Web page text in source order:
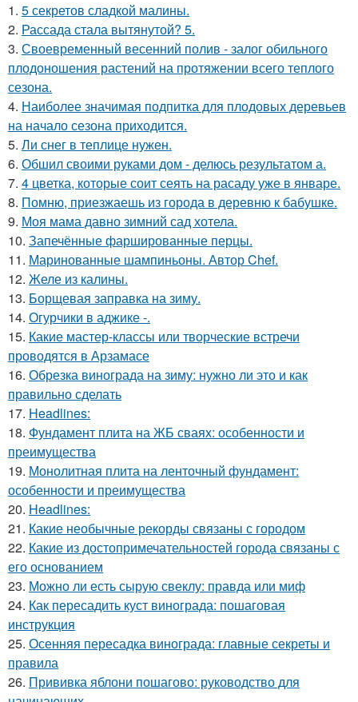
1. 5 секретов сладкой малины.
2. Рассада стала вытянутой? 5.
3. Своевременный весенний полив - залог обильного
плодоношения растений на протяжении всего теплого
сезона.
4. Наиболее значимая подпитка для плодовых деревьев
на начало сезона приходится.
5. Ли снег в теплице нужен.
6. Обшил своими руками дом - делюсь результатом а.
7. 4 цветка, которые соит сеять на расаду уже в январе.
8. Помню, приезжаешь из города в деревню к бабушке.
9. Моя мама давно зимний сад хотела.
10. Запечённые фаршированные перцы.
11. Маринованные шампиньоны. Автор Chef.
12. Желе из калины.
13. Борщевая заправка на зиму.
14. Огурчики в аджике -.
15. Какие мастер-классы или творческие встречи
проводятся в Арзамасе
16. Обрезка винограда на зиму: нужно ли это и как
правильно сделать
17. Headlines:
18. Фундамент плита на ЖБ сваях: особенности и
преимущества
19. Монолитная плита на ленточный фундамент:
особенности и преимущества
20. Headlines:
21. Какие необычные рекорды связаны с городом
22. Какие из достопримечательностей города связаны с
его основанием
23. Можно ли есть сырую свеклу: правда или миф
24. Как пересадить куст винограда: пошаговая
инструкция
25. Осенняя пересадка винограда: главные секреты и
правила
26. Прививка яблони пошагово: руководство для